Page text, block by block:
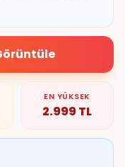
EN YÜKSEK
2.999TL